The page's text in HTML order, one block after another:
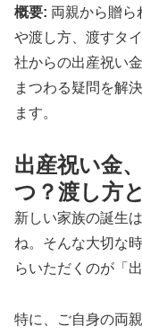
概要: 両親から贈ら
や渡し方、渡すタ
社からの出産祝い
まつわる疑問を解
ます。
出産祝い金
つ？渡し方
新しい家族の誕生
ね。そんな大切な
らいただくのが「
特に、ご自身の両